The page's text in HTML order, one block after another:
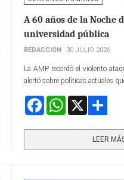
A 60 años de la Noche
universidad pública
REDACCIÓN 30 JULIO 2026
La AMP recordó el violento
alertó sobre políticas actuales
FacebookWhatsApp
LEER